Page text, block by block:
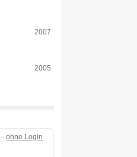
2007
2005
- ohne Login